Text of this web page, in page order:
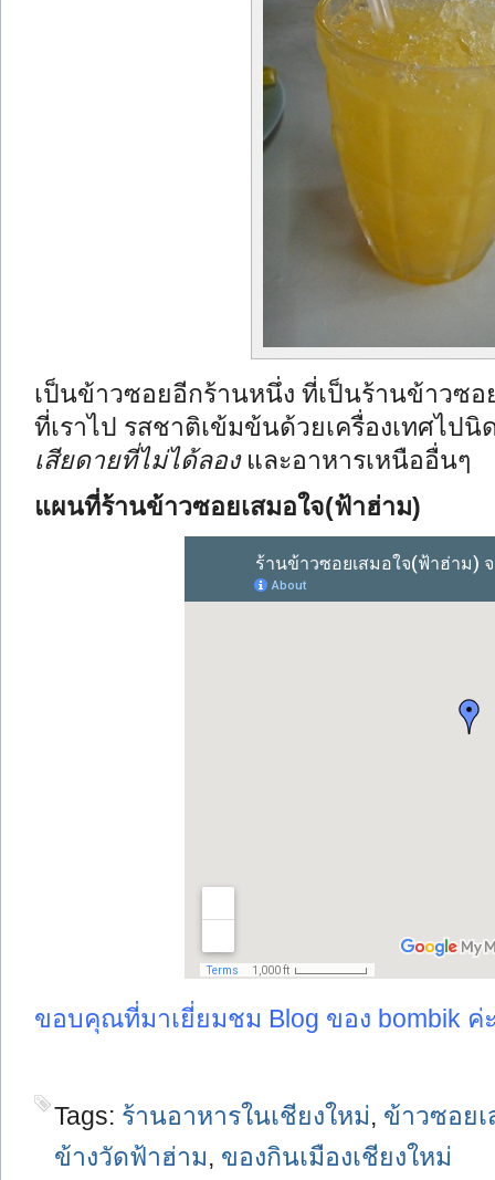
เป็นข้าวซอยอีกร้านหนึ่ง ที่เป็นร้านข้าวซ
ที่เราไป รสชาติเข้มข้นด้วยเครื่องเทศไป
เสียดายที่ไม่ได้ลอง และอาหารเหนืออื่นๆ
แผนที่ร้านข้าวซอยเสมอใจ(ฟ้าฮ่าม)
ขอบคุณที่มาเยี่ยมชม Blog ของ bombik ค่
Tags: ร้านอาหารในเชียงใหม่, ข้าวซอยเ
ข้างวัดฟ้าฮ่าม, ของกินเมืองเชียงใหม่